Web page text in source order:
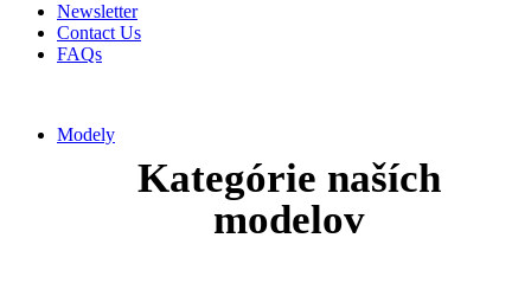
Newsletter
Contact Us
FAQs
Modely
Kategórie naších
modelov